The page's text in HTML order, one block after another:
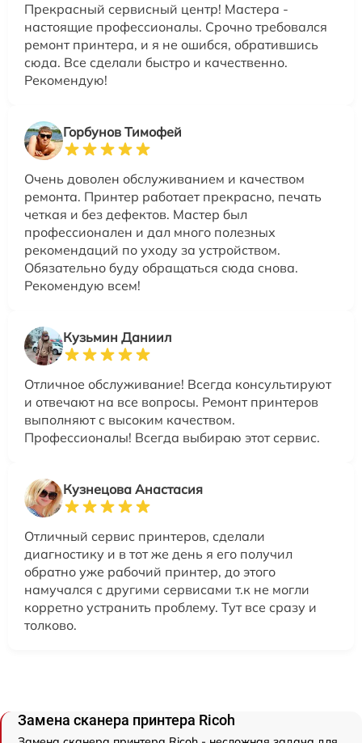
Прекрасный сервисный центр! Мастера -
настоящие профессионалы. Срочно требовался
ремонт принтера, и я не ошибся, обратившись
сюда. Все сделали быстро и качественно.
Рекомендую!
Горбунов Тимофей
Очень доволен обслуживанием и качеством
ремонта. Принтер работает прекрасно, печать
четкая и без дефектов. Мастер был
профессионален и дал много полезных
рекомендаций по уходу за устройством.
Обязательно буду обращаться сюда снова.
Рекомендую всем!
Кузьмин Даниил
Отличное обслуживание! Всегда консультируют
и отвечают на все вопросы. Ремонт принтеров
выполняют с высоким качеством.
Профессионалы! Всегда выбираю этот сервис.
Кузнецова Анастасия
Отличный сервис принтеров, сделали
диагностику и в тот же день я его получил
обратно уже рабочий принтер, до этого
намучался с другими сервисами т.к не могли
корретно устранить проблему. Тут все сразу и
толково.
Замена сканера принтера Ricoh